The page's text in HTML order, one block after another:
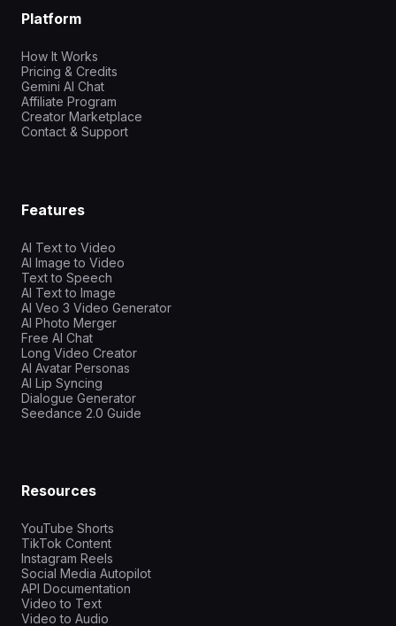
Platform
How It Works
Pricing & Credits
Gemini AI Chat
Affiliate Program
Creator Marketplace
Contact & Support
Features
AI Text to Video
AI Image to Video
Text to Speech
AI Text to Image
AI Veo 3 Video Generator
AI Photo Merger
Free AI Chat
Long Video Creator
AI Avatar Personas
AI Lip Syncing
Dialogue Generator
Seedance 2.0 Guide
Resources
YouTube Shorts
TikTok Content
Instagram Reels
Social Media Autopilot
API Documentation
Video to Text
Video to Audio